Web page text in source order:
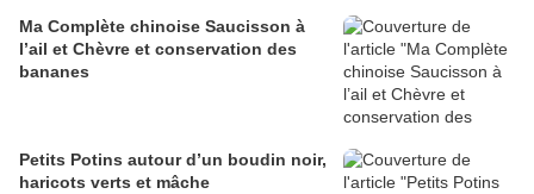
Ma Complète chinoise Saucisson à
l’ail et Chèvre et conservation des
bananes
Petits Potins autour d’un boudin noir,
haricots verts et mâche